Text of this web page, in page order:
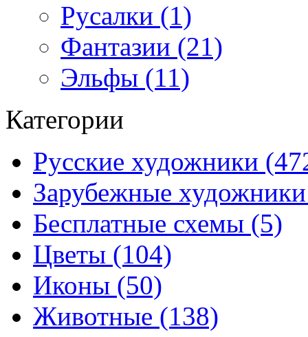
Русалки (1)
Фантазии (21)
Эльфы (11)
Категории
Русские художники
Зарубежные
Бесплатные схемы (5)
Цветы (104)
Иконы (50)
Животные (138)